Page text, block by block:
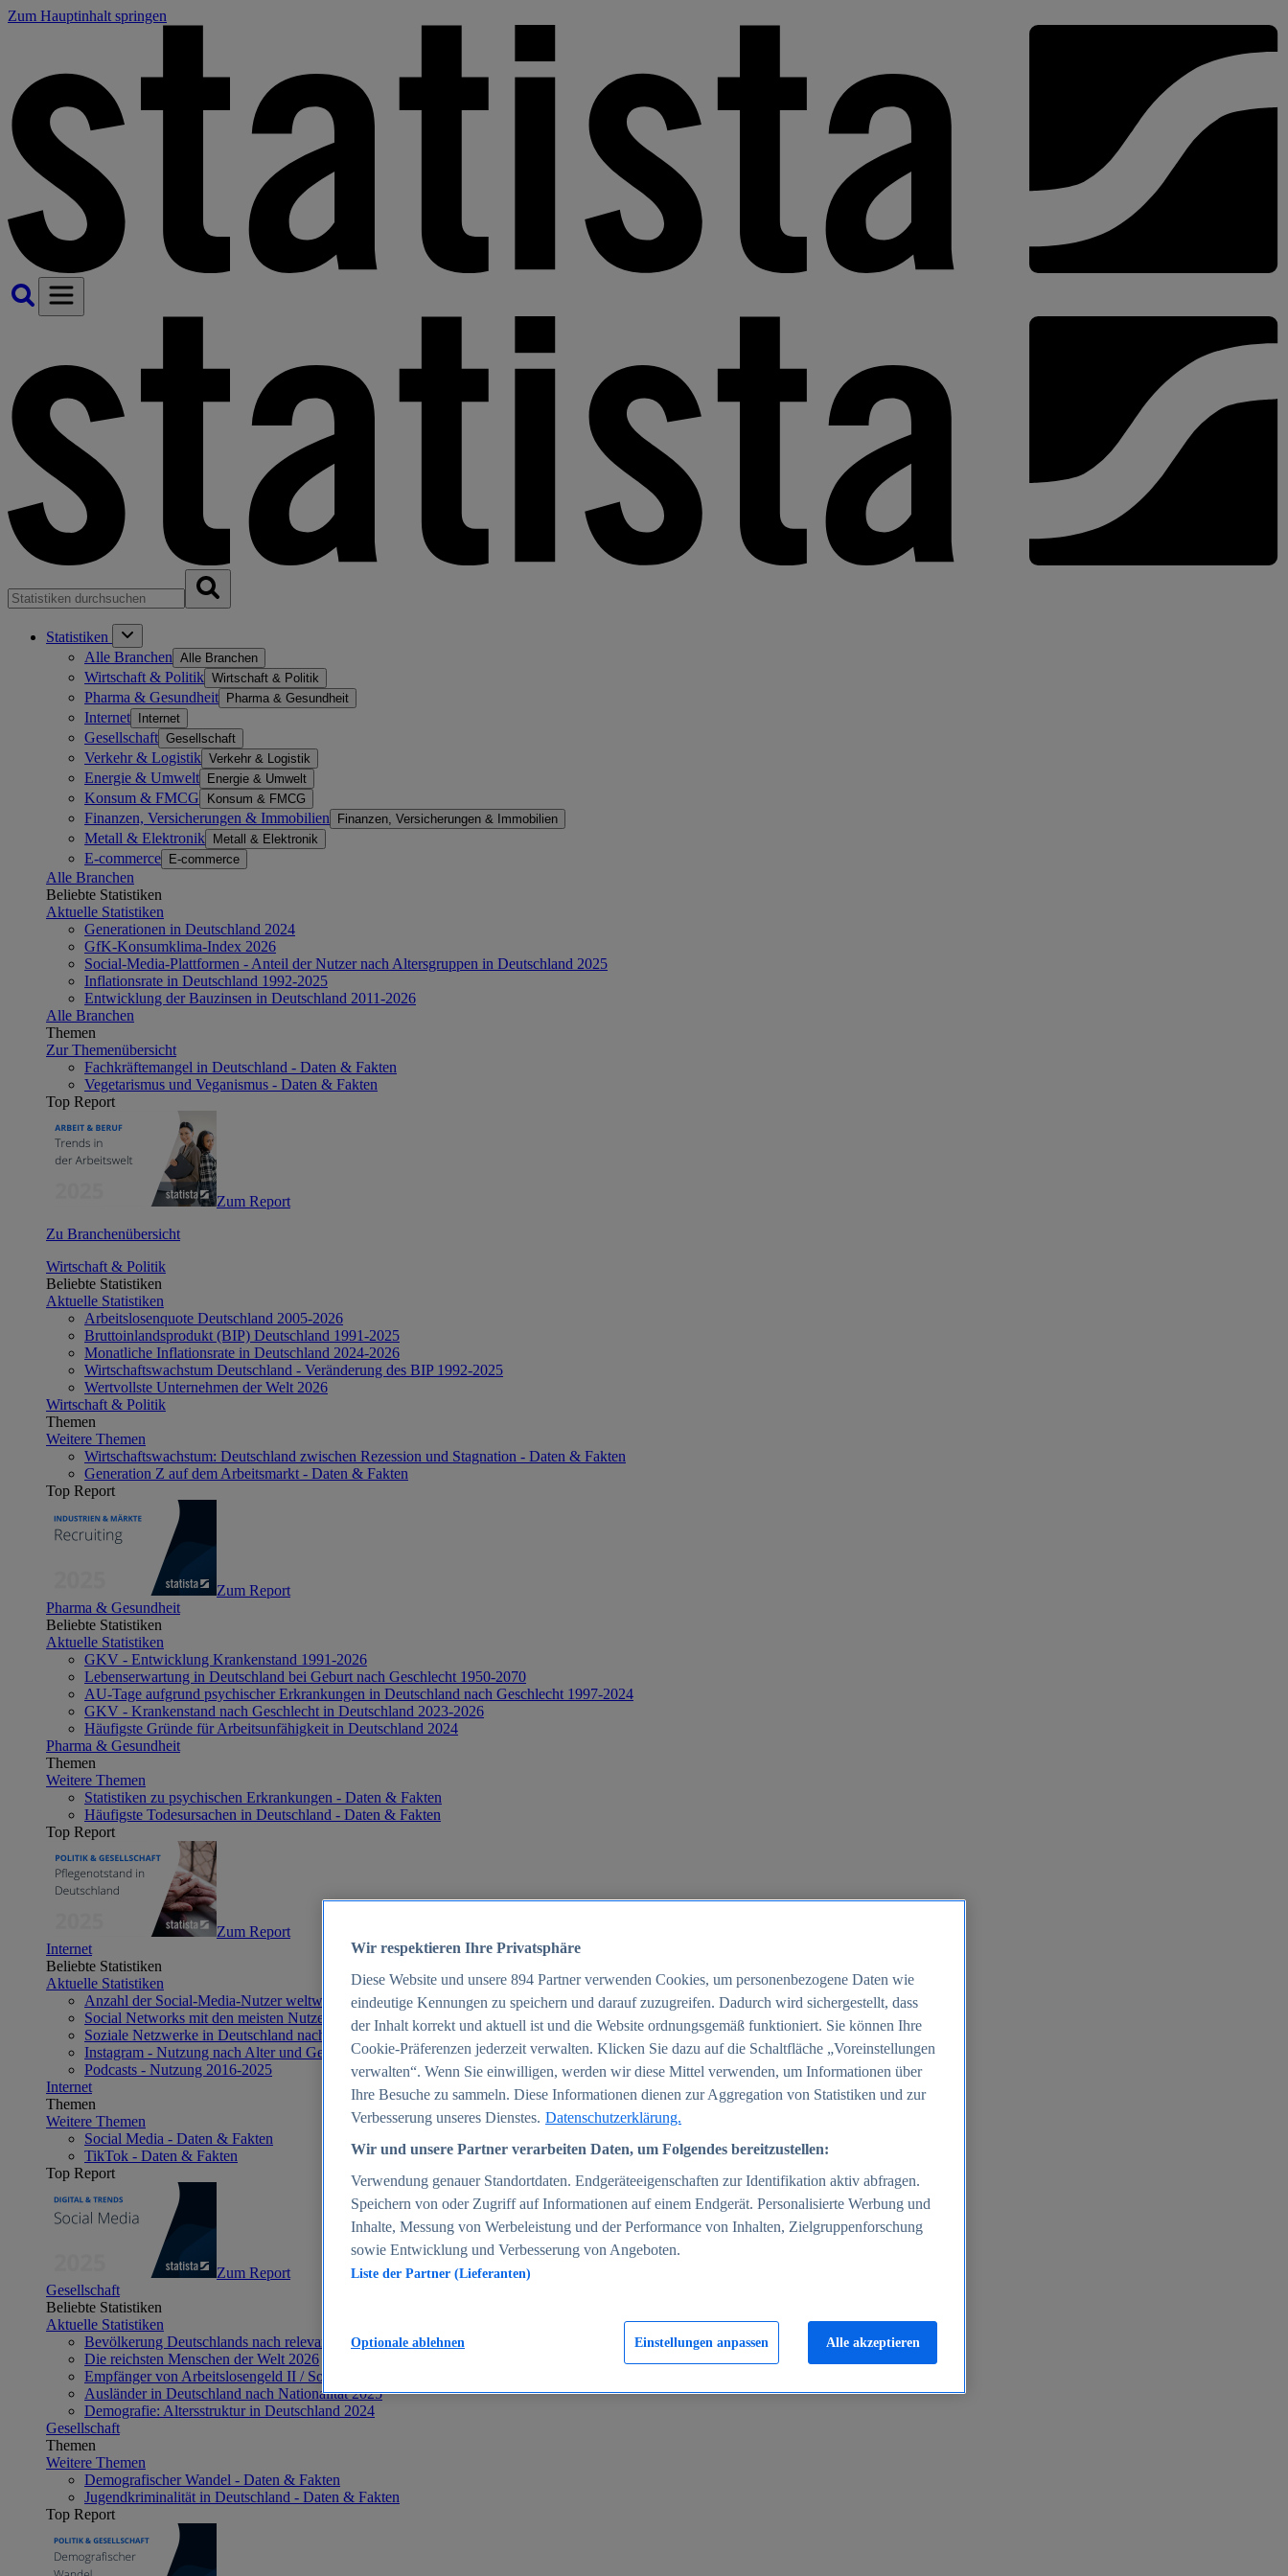
Zum Hauptinhalt springen
Statistiken
Alle Branchen Alle Branchen
Wirtschaft & Politik Wirtschaft & Politik
Pharma & Gesundheit Pharma & Gesundheit
Internet Internet
Gesellschaft Gesellschaft
Verkehr & Logistik Verkehr & Logistik
Energie & Umwelt Energie & Umwelt
Konsum & FMCG Konsum & FMCG
Finanzen, Versicherungen & Immobilien Finanzen, Versicherungen & Immobilien
Metall & Elektronik Metall & Elektronik
E-commerce E-commerce
Alle Branchen
Beliebte Statistiken
Aktuelle Statistiken
Generationen in Deutschland 2024
GfK-Konsumklima-Index 2026
Social-Media-Plattformen - Anteil der Nutzer nach Altersgruppen in Deutschland 2025
Inflationsrate in Deutschland 1992-2025
Entwicklung der Bauzinsen in Deutschland 2011-2026
Alle Branchen
Themen
Zur Themenübersicht
Fachkräftemangel in Deutschland - Daten & Fakten
Vegetarismus und Veganismus - Daten & Fakten
Top Report
Zum Report
Zu Branchenübersicht
Wirtschaft & Politik
Beliebte Statistiken
Aktuelle Statistiken
Arbeitslosenquote Deutschland 2005-2026
Bruttoinlandsprodukt (BIP) Deutschland 1991-2025
Monatliche Inflationsrate in Deutschland 2024-2026
Wirtschaftswachstum Deutschland - Veränderung des BIP 1992-2025
Wertvollste Unternehmen der Welt 2026
Wirtschaft & Politik
Themen
Weitere Themen
Wirtschaftswachstum: Deutschland zwischen Rezession und Stagnation - Daten & Fakten
Generation Z auf dem Arbeitsmarkt - Daten & Fakten
Top Report
Zum Report
Pharma & Gesundheit
Beliebte Statistiken
Aktuelle Statistiken
GKV - Entwicklung Krankenstand 1991-2026
Lebenserwartung in Deutschland bei Geburt nach Geschlecht 1950-2070
AU-Tage aufgrund psychischer Erkrankungen in Deutschland nach Geschlecht 1997-2024
GKV - Krankenstand nach Geschlecht in Deutschland 2023-2026
Häufigste Gründe für Arbeitsunfähigkeit in Deutschland 2024
Pharma & Gesundheit
Themen
Weitere Themen
Statistiken zu psychischen Erkrankungen - Daten & Fakten
Häufigste Todesursachen in Deutschland - Daten & Fakten
Top Report
Zum Report
Internet
Beliebte Statistiken
Aktuelle Statistiken
Anzahl der Social-Media-Nutzer weltweit 2012-2025
Social Networks mit den meisten Nutzern weltweit 2025
Soziale Netzwerke in Deutschland nach Generationen 2025
Instagram - Nutzung nach Alter und Geschlecht in Deutschland 2025
Podcasts - Nutzung 2016-2025
Internet
Themen
Weitere Themen
Social Media - Daten & Fakten
TikTok - Daten & Fakten
Top Report
Zum Report
Gesellschaft
Beliebte Statistiken
Aktuelle Statistiken
Bevölkerung Deutschlands nach relevanten Altersgruppen 2024
Die reichsten Menschen der Welt 2026
Empfänger von Arbeitslosengeld II / Sozialgeld / Bürgergeld in Deutschland 2005-2025
Ausländer in Deutschland nach Nationalität 2025
Demografie: Altersstruktur in Deutschland 2024
Gesellschaft
Themen
Weitere Themen
Demografischer Wandel - Daten & Fakten
Jugendkriminalität in Deutschland - Daten & Fakten
Top Report
Wir respektieren Ihre Privatsphäre
Diese Website und unsere 894 Partner verwenden Cookies, um personenbezogene Daten wie
eindeutige Kennungen zu speichern und darauf zuzugreifen. Dadurch wird sichergestellt, dass
der Inhalt korrekt und aktuell ist und die Website ordnungsgemäß funktioniert. Sie können Ihre
Cookie-Präferenzen jederzeit verwalten. Klicken Sie dazu auf die Schaltfläche „Voreinstellungen
verwalten“. Wenn Sie einwilligen, werden wir diese Mittel verwenden, um Informationen über
Ihre Besuche zu sammeln. Diese Informationen dienen zur Aggregation von Statistiken und zur
Verbesserung unseres Dienstes. Datenschutzerklärung.
Wir und unsere Partner verarbeiten Daten, um Folgendes bereitzustellen:
Verwendung genauer Standortdaten. Endgeräteeigenschaften zur Identifikation aktiv abfragen.
Speichern von oder Zugriff auf Informationen auf einem Endgerät. Personalisierte Werbung und
Inhalte, Messung von Werbeleistung und der Performance von Inhalten, Zielgruppenforschung
sowie Entwicklung und Verbesserung von Angeboten.
Liste der Partner (Lieferanten)
Einstellungen anpassen
Optionale ablehnen Alle akzeptieren